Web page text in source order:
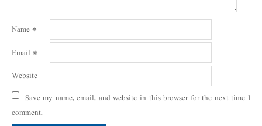
Name *
Email *
Website
Save my name, email, and website in this browser for the next time I
comment.